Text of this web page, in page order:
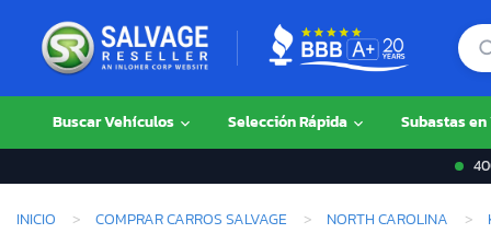
Buscar Vehículos Selección Rápida Subastas
INICIO COMPRAR CARROS SALVAGE NORTH CAROLINA